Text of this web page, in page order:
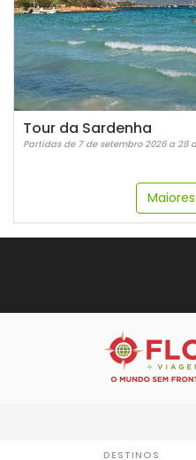
Tour da Sardenha
Partidas de 7 de setembro 2026 a 28
DESTINOS